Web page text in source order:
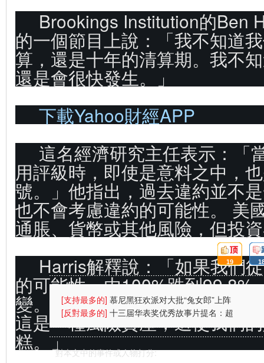
Brookings Institution的Ben
的一個節目上說：「我不知道
算，還是十年的清算期。我不
還是會很快發生。」
下載Yahoo財經APP
這名經濟研究主任表示：「
用評級時，即使是意料之中，
號。」他指出，過去違約並不
也不會考慮違約的可能性。 美
通脹、貨幣或其他風險，但投
Harris解釋說：「如果我們
的可能性，由100%跌到99.8%
變。這不再是一種無風險資產
這是一種風險資產，這使我們
糕。」
頂:
19
踩:
[支持最多的] 慕尼黑狂欢派对大批“兔女郎”上阵
(图)
[反對最多的] 十三届华表奖优秀故事片提名：超
强台风
對本文中的事件或人物打分: